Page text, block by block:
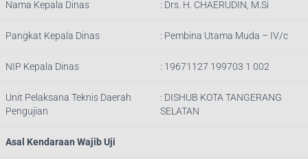
Nama Kepala Dinas : Drs. H. CHAERUDIN, M.Si
Pangkat Kepala Dinas : Pembina Utama Muda – IV/c
NIP Kepala Dinas : 19671127 199703 1 002
Unit Pelaksana Teknis Daerah
Pengujian
: DISHUB KOTA TANGERANG
SELATAN
Asal Kendaraan Wajib Uji